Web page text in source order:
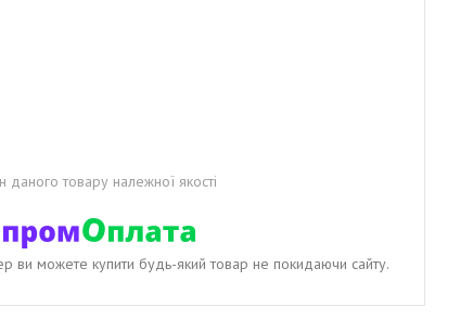
товару належної якості
ви можете купити будь-який товар не покидаючи сайту.